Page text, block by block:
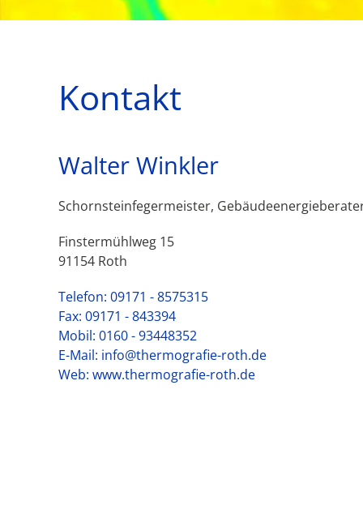
Kontakt
Walter Winkler
Schornsteinfegermeister,
Finstermühlweg 15
91154 Roth
Telefon: 09171 - 8575315
Fax: 09171 - 843394
Mobil: 0160 - 93448352
E-Mail: info@thermografie-roth.de
Web: www.thermografie-roth.de